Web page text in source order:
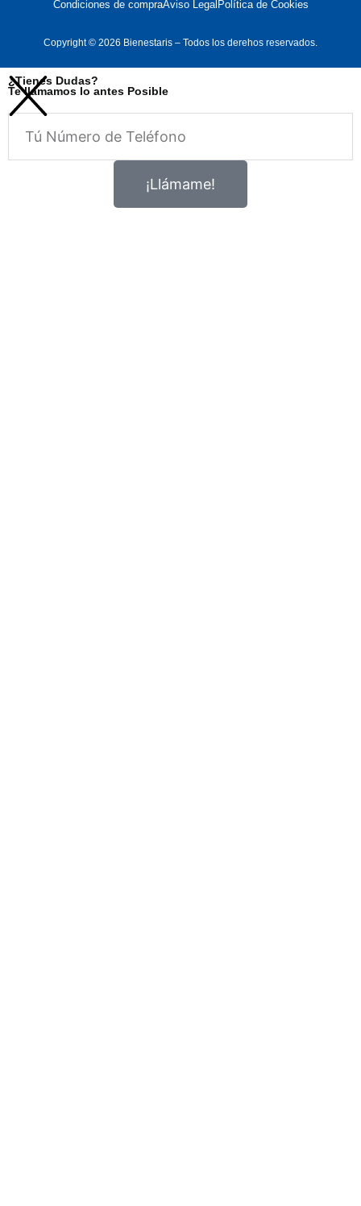
Copyright © 2026 Bienestaris – Todos los derehos reservados.
Condiciones de compraAviso Legal Política de Cookies
¿Tienes Dudas?
Te llamamos lo antes Posible
¡Llámame!